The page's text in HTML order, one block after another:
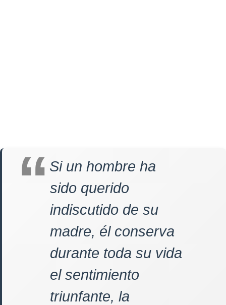
Si un hombre ha
sido querido
indiscutido de su
madre, él conserva
durante toda su vida
el sentimiento
triunfante, la